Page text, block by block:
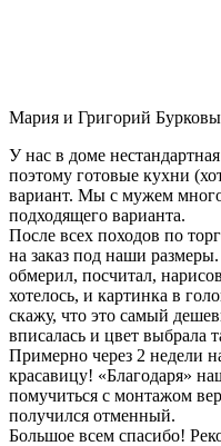
Мария и Григорий Бурковы
У нас в доме
поэтому готовые кухни
вариант. Мы с мужем
подходящего варианта.
После всех походов по
на заказ под наши
обмерил, посчитал,
хотелось, и картинка в
скажу, что это самый
вписалась и цвет выбрала
Примерно через 2 недели
красавицу! «Благодаря»
помучиться с монтажом
получился отменный.
Большое всем спасибо!